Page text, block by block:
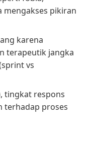
mengakses pikiran
karena
terapeutik jangka
vs
tingkat respons
terhadap proses